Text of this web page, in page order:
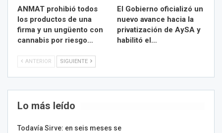
ANMAT prohibió todos
los productos de una
firma y un ungüento con
cannabis por riesgo…
El Gobierno oficializó un
nuevo avance hacia la
privatización de AySA y
habilitó el…
ANTERIOR SIGUIENTE
Lo más leído
Todavía Sirve: en seis meses se